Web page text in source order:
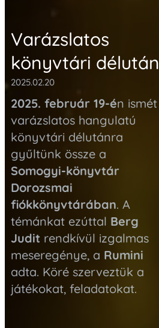
Varázslatos
könyvtári délután
2025.02.20
2025. február 19-én ismét
varázslatos hangulatú
könyvtári délutánra
gyűltünk össze a
Somogyi-könyvtár
Dorozsmai
fiókkönyvtárában. A
témánkat ezúttal Berg
Judit rendkívül izgalmas
meseregénye, a Rumini
adta. Köré szerveztük a
játékokat, feladatokat.